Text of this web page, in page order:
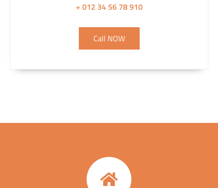
+ 012 34 56 78 910
Call NOW